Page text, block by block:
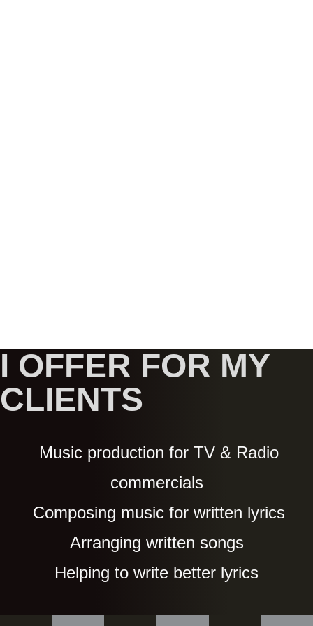
I OFFER FOR MY
Music production for TV & Radio
commercials
Composing music for written lyrics
Arranging written songs
Helping to write better lyrics